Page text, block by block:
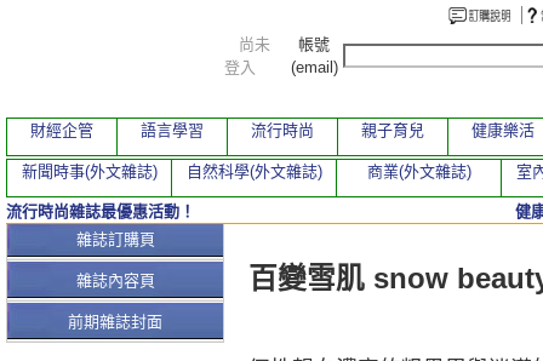
本期文章
百變雪肌 snow
雜誌訂購頁
雜誌內容頁
前期雜誌封面
尚未
登入
帳號
(email)
財經企管 語言學習 流行時尚 親子育兒 健康樂活
新聞時事(外文雜誌) 自然科學(外文雜誌) 商業(外文雜誌) 室
流行時尚雜誌最優惠活動！ 健